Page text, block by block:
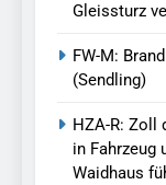
Gleissturz
FW-M:
(Sendling)
HZA-R: Zoll
in Fahrzeug
Waidhaus